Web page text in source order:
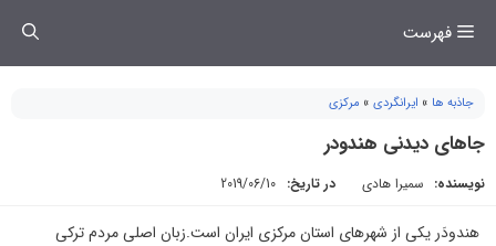
فهرست
جاذبه ها » ایرانگردی » مرکزی
جاهای دیدنی هندودر
نویسنده: سمیرا هادی در تاریخ: 2019/06/10
هندودَر يکی از شهرهای استان مرکزی ايران است.زبان اصلی مردم ترکی